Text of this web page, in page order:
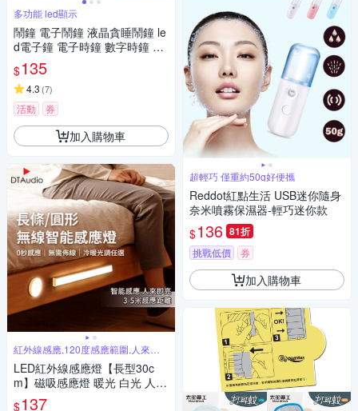
多功能 led顯示
鬧鐘 電子鬧鐘 液晶貪睡鬧鐘 le
d電子鐘 電子時鐘 數字時鐘 桌
上時鐘
$135
4.3 (7)
活動 券
加入購物車
紅外線感應,120度感應範圍,人來即
亮
LED紅外線感應燈【長型30c
m】磁吸感應燈 暖光 白光 人體
感應燈 LED感應燈 小夜燈 走廊
$137
超輕巧 僅重約50g好便攜
Reddot紅點生活 USB迷你隨身
奈米噴霧保濕器-輕巧迷你款
$136 81折
挑戰低價 券
加入購物車